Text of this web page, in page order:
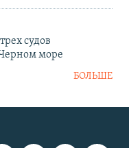
судов
море
БОЛЬШЕ